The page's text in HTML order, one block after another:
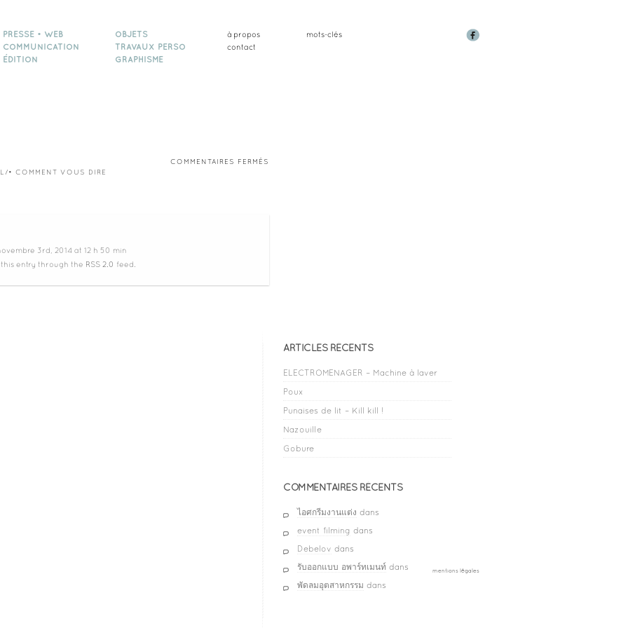
PRESSE • WEB
COMMUNICATION
ÉDITION
OBJETS
TRAVAUX PERSO
GRAPHISME
à propos
contact
mots-clés
COMMENTAIRES FERMÉS
• COMMENT VOUS DIRE
3rd, 2014 at 12 h 50 min
entry through the RSS 2.0 feed.
ARTICLES RÉCENTS
ELECTROMENAGER – Machine à laver
Poux
Punaises de lit – Kill kill !
Nazouille
Gobure
COMMENTAIRES RÉCENTS
ไอศกรีมงานแต่ง dans
event filming dans
Debelov dans
รับออกแบบ อพาร์ทเมนท์ dans
พัดลมอุตสาหกรรม dans
mentions légales